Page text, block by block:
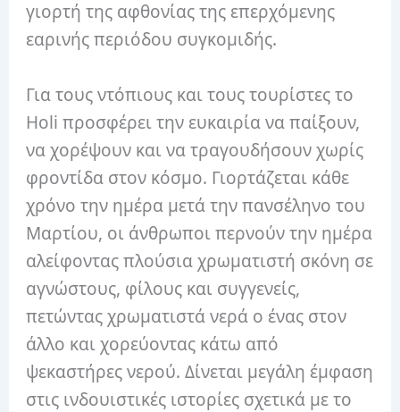
γιορτή της αφθονίας της επερχόμενης
εαρινής περιόδου συγκομιδής.
Για τους ντόπιους και τους τουρίστες το
Holi προσφέρει την ευκαιρία να παίξουν,
να χορέψουν και να τραγουδήσουν χωρίς
φροντίδα στον κόσμο. Γιορτάζεται κάθε
χρόνο την ημέρα μετά την πανσέληνο του
Μαρτίου, οι άνθρωποι περνούν την ημέρα
αλείφοντας πλούσια χρωματιστή σκόνη σε
αγνώστους, φίλους και συγγενείς,
πετώντας χρωματιστά νερά ο ένας στον
άλλο και χορεύοντας κάτω από
ψεκαστήρες νερού.Δίνεται μεγάλη έμφαση
στις ινδουιστικές ιστορίες σχετικά με το